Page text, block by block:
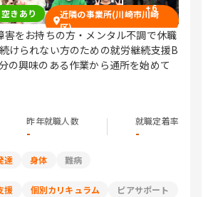
+6
空きあり
近隣の事業所(川崎市川崎
区)
害をお持ちの方・メンタル不調で休職
けられない方のための就労継続支援B
の興味のある作業から通所を始めて
昨年就職人数
-
就職定着率
-
達 身体
難病
援 個別カリキュラム
ピアサポート